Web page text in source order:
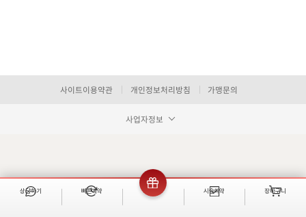
사이트이용약관 개인정보처리방침 가맹문의
사업자정보
상담하기 빠른예약 이벤트 시술예약 장바구니